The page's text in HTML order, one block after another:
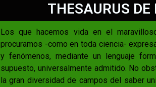
THESAURUS
Los que hacemos vida en el
procuramos -como en toda ciencia-
y fenómenos, mediante un lenguaje
supuesto, universalmente admitido. No
la gran diversidad de campos del saber